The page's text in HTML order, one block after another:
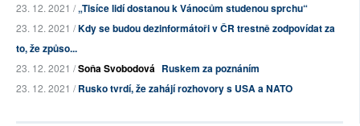
23. 12. 2021 /„Tisíce lidí dostanou k Vánocům studenou sprchu“
23. 12. 2021 /Kdy se budou dezinformátoři v ČR trestně zodpovídat za
to, že způso...
23. 12. 2021 /Soňa Svobodová Ruskem za poznáním
23. 12. 2021 /Rusko tvrdí, že zahájí rozhovory s USA a NATO